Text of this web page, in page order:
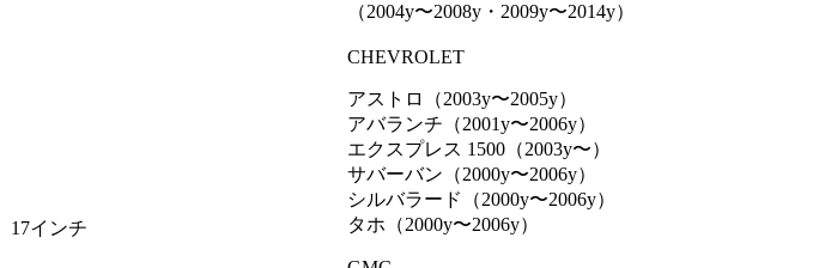
17インチ
（2004y〜2008y・2009y〜2014y）
CHEVROLET
アストロ（2003y〜2005y）
アバランチ（2001y〜2006y）
エクスプレス 1500（2003y〜）
サバーバン（2000y〜2006y）
シルバラード（2000y〜2006y）
タホ（2000y〜2006y）